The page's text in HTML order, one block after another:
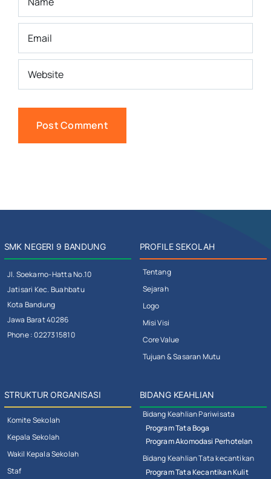
SMK NEGERI 9 BANDUNG
Jl. Soekarno-Hatta No.10
Jatisari Kec. Buahbatu
Kota Bandung
Jawa Barat 40286
Phone : 0227315810
PROFILE SEKOLAH
Tentang
Sejarah
Logo
Misi Visi
Core Value
Tujuan & Sasaran Mutu
STRUKTUR ORGANISASI
Komite Sekolah
Kepala Sekolah
Wakil Kepala Sekolah
Staf
BIDANG KEAHLIAN
Bidang Keahlian Pariwisata
Program Tata Boga
Program Akomodasi Perhotelan
Bidang Keahlian Tata kecantikan
Program Tata Kecantikan Kulit